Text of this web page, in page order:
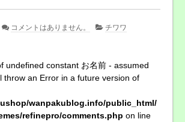
コメントはありません。 チワワ
undefined constant お名前 - assumed
throw an Error in a future version of
wanpakublog.info/public_html/
refinepro/comments.php on line